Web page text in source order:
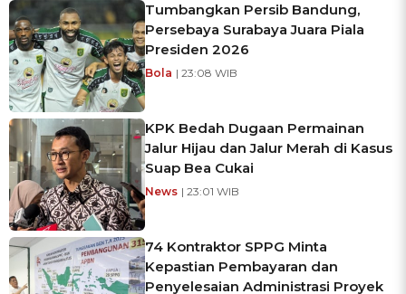
Tumbangkan Persib Bandung,
Persebaya Surabaya Juara Piala
Presiden 2026
Bola | 23:08 WIB
KPK Bedah Dugaan Permainan
Jalur Hijau dan Jalur Merah di Kasus
Suap Bea Cukai
News | 23:01 WIB
74 Kontraktor SPPG Minta
Kepastian Pembayaran dan
Penyelesaian Administrasi Proyek